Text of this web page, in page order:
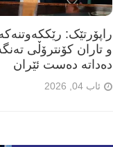
راپۆرتێک:
و تاران کۆنترۆڵی
دەداتە دەست ئێران
ئاب 04, 2026